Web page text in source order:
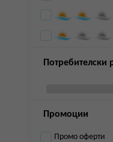
Потребителски
Промоции
Промо оферти